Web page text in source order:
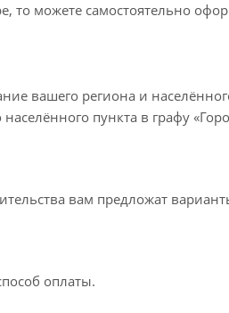
то можете самостоятельно
вашего региона и
пункта в графу
вам предложат
оплаты.